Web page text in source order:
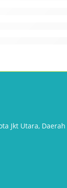
Jkt Utara,